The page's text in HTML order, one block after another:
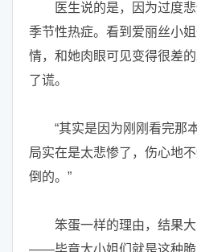
医生说的是，因为过度悲
季节性热症。看到爱丽丝小
情，和她肉眼可见变得很差
了谎。
“其实是因为刚刚看完那
局实在是太悲惨了，伤心地
倒的。”
笨蛋一样的理由，结果大
——毕竟大小姐们就是这种脆